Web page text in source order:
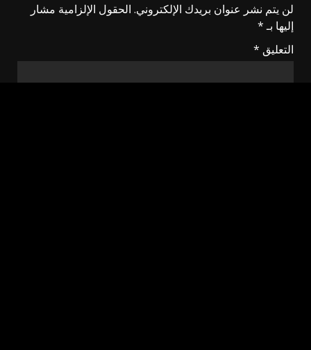
لن يتم نشر عنوان بريدك الإلكتروني. الحقول الإلزامية مشار
إليها بـ*
التعليق *